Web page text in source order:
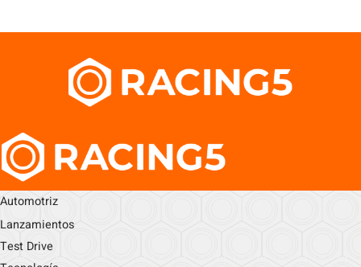
Automotriz
Lanzamientos
Test Drive